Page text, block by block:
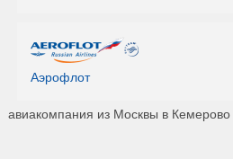
Аэрофлот
авиакомпания из Москвы в